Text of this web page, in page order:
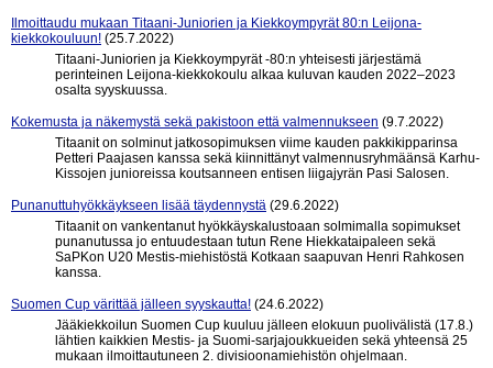
Ilmoittaudu mukaan Titaani-Juniorien ja Kiekkoympyrät 80:n Leijona-
kiekkokouluun! (25.7.2022)
Titaani-Juniorien ja Kiekkoympyrät -80:n yhteisesti järjestämä
perinteinen Leijona-kiekkokoulu alkaa kuluvan kauden 2022–2023
osalta syyskuussa.
Kokemusta ja näkemystä sekä pakistoon että valmennukseen (9.7.2022)
Titaanit on solminut jatkosopimuksen viime kauden pakkikipparinsa
Petteri Paajasen kanssa sekä kiinnittänyt valmennusryhmäänsä Karhu-
Kissojen junioreissa koutsanneen entisen liigajyrän Pasi Salosen.
Punanuttuhyökkäykseen lisää täydennystä (29.6.2022)
Titaanit on vankentanut hyökkäyskalustoaan solmimalla sopimukset
punanutussa jo entuudestaan tutun Rene Hiekkataipaleen sekä
SaPKon U20 Mestis-miehistöstä Kotkaan saapuvan Henri Rahkosen
kanssa.
Suomen Cup värittää jälleen syyskautta! (24.6.2022)
Jääkiekkoilun Suomen Cup kuuluu jälleen elokuun puolivälistä (17.8.)
lähtien kaikkien Mestis- ja Suomi-sarjajoukkueiden sekä yhteensä 25
mukaan ilmoittautuneen 2. divisioonamiehistön ohjelmaan.